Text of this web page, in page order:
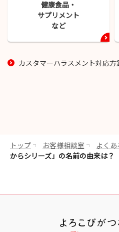
健康食品・
サプリメント
など
カスタマーハラスメント対応方
トップ お客様相談室 よくあ
からシリーズ」の名前の由来は？